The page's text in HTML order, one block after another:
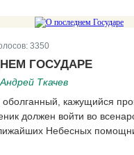
3350
ГОСУДАРЕ
Ткачев
кажущийся
должен войти во
Небесных